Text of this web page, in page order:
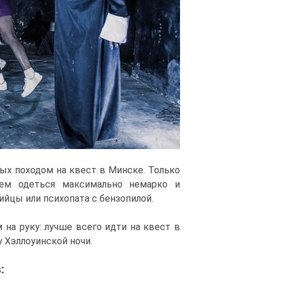
походом на квест в Минске. Только
одеться максимально немарко и
или психопата с бензопилой.
руку: лучше всего идти на квест в
ночи.